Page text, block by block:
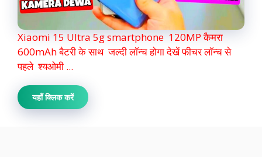
Xiaomi 15 Ultra 5g smartphone 120MP कैमरा
600mAh बैटरी के साथ जल्दी लॉन्च होगा देखें फीचर लॉन्च से
पहले श्यओमी ...
यहाँ क्लिक करें